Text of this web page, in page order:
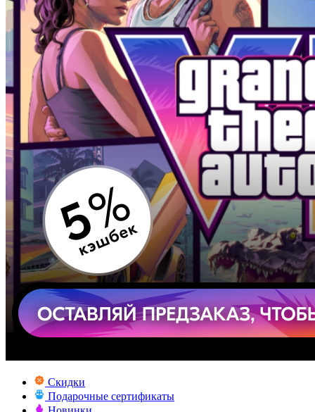
Скидки
Подарочные сертификаты